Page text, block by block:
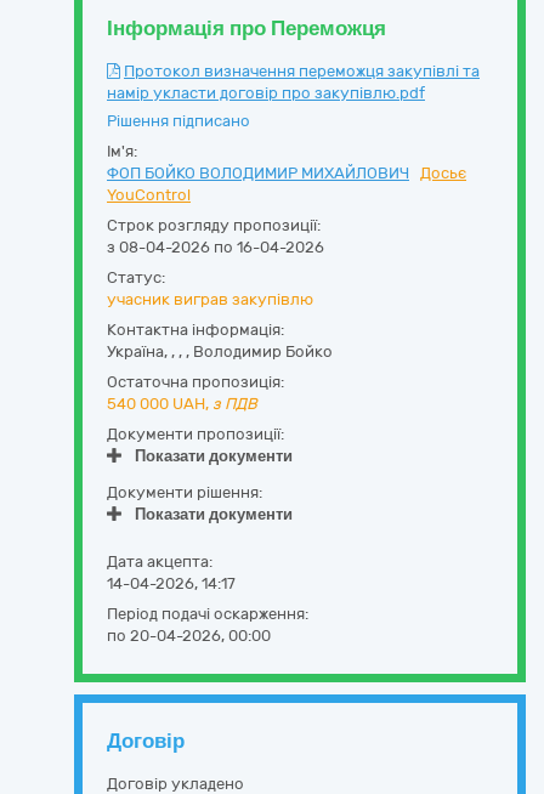
Інформація про Переможця
Протокол визначення переможця закупівлі та
намір укласти договір про закупівлю.pdf
Рішення підписано
Ім'я:
ФОП БОЙКО ВОЛОДИМИР МИХАЙЛОВИЧ
Досьє
YouControl
Строк розгляду пропозиції:
з 08-04-2026 по 16-04-2026
Статус:
учасник виграв закупівлю
Контактна інформація:
Україна, , , , Володимир Бойко
Остаточна пропозиція:
540 000 UAH, з ПДВ
Документи пропозиції:
Показати документи
Документи рішення:
Показати документи
Дата акцепта:
14-04-2026, 14:17
Період подачі оскарження:
по 20-04-2026, 00:00
Договір
Договір укладено